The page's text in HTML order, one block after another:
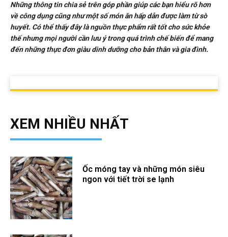
Những thông tin chia sẻ trên góp phần giúp các bạn hiểu rõ hơn
về công dụng cũng như một số món ăn hấp dẫn được làm từ sò
huyết. Có thể thấy đây là nguồn thực phẩm rất tốt cho sức khỏe
thế nhưng mọi người cần lưu ý trong quá trình chế biến để mang
đến những thực đơn giàu dinh dưỡng cho bản thân và gia đình.
XEM NHIỀU NHẤT
Ốc móng tay và những món siêu
ngon với tiết trời se lạnh